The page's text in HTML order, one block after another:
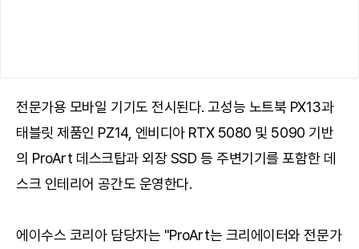
전문가용 모바일 기기도 전시된다. 고성능 노트북 PX13과
태블릿 제품인 PZ14, 엔비디아 RTX 5080 및 5090 기반
의 ProArt 데스크탑과 외장 SSD 등 주변기기를 포함한 데
스크 인테리어 공간도 운영한다.
에이수스 코리아 담당자는 "ProArt는 크리에이터와 전문가